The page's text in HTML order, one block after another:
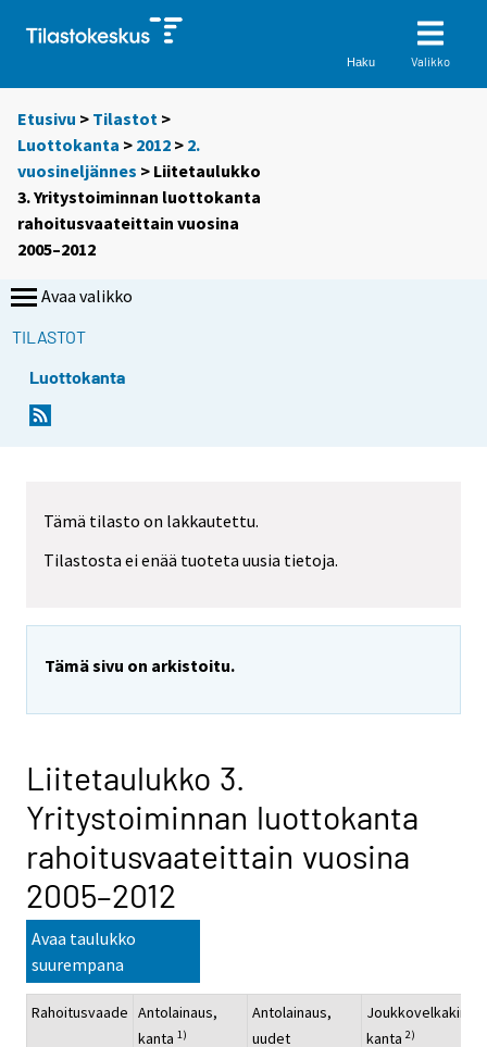
Haku Valikko
Etusivu > Tilastot >
Luottokanta > 2012 > 2.
vuosineljännes > Liitetaulukko
3. Yritystoiminnan luottokanta
rahoitusvaateittain vuosina
2005–2012
Avaa valikko
TILASTOT
Luottokanta
Tämä tilasto on lakkautettu.
Tilastosta ei enää tuoteta uusia tietoja.
Tämä sivu on arkistoitu.
Liitetaulukko 3.
Yritystoiminnan luottokanta
rahoitusvaateittain vuosina
2005–2012
Avaa taulukko
suurempana
Rahoitusvaade Antolainaus,
kanta 1)
Antolainaus,
uudet
Joukkovelkakirjat,
kanta 2)